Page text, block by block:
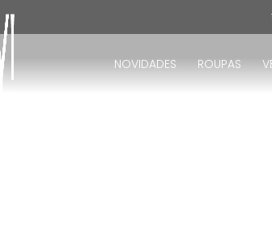
NOVIDADES ROUPAS